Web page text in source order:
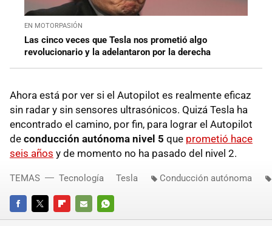
EN MOTORPASIÓN
Las cinco veces que Tesla nos prometió algo
revolucionario y la adelantaron por la derecha
Ahora está por ver si el Autopilot es realmente eficaz
sin radar y sin sensores ultrasónicos. Quizá Tesla ha
encontrado el camino, por fin, para lograr el Autopilot
de conducción autónoma nivel 5 que prometió hace
seis años y de momento no ha pasado del nivel 2.
FACEBOOKTWITTERFLIPBOARD
E-
WHATSAPP
TEMAS Tecnología Tesla Conducción autónoma